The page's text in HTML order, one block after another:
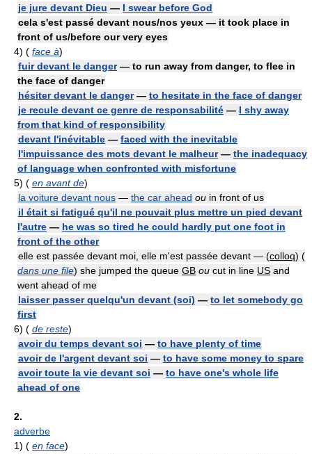
je jure devant Dieu — I swear before God
cela s'est passé devant nous/nos yeux — it took place in
front of us/before our very eyes
4) ( face à)
fuir devant le danger— to run away from danger, to flee in
the face of danger
hésiter devant le danger— to hesitate in the face of danger
je recule devant ce genre de responsabilité — I shy away
from that kind of responsibility
devant l'inévitable — faced with the inevitable
l'impuissance des mots devant le malheur— the inadequacy
of language when confronted with misfortune
5) ( en avant de)
la voiture devant nous — the car ahead ou in front of us
il était si fatigué qu'il ne pouvait plus mettre un pied devant
l'autre — he was so tired he could hardly put one foot in
front of the other
elle est passée devant moi, elle m'est passée devant — (colloq) (
dans une file) she jumped the queue GB ou cut in line US and
went ahead of me
laisser passer quelqu'un devant (soi) — to let somebody go
first
6) ( de reste)
avoir du temps devant soi — to have plenty of time
avoir de l'argent devant soi — to have some money to spare
avoir toute la vie devant soi — to have one's whole life
ahead of one
2.
adverbe
1) ( en face)